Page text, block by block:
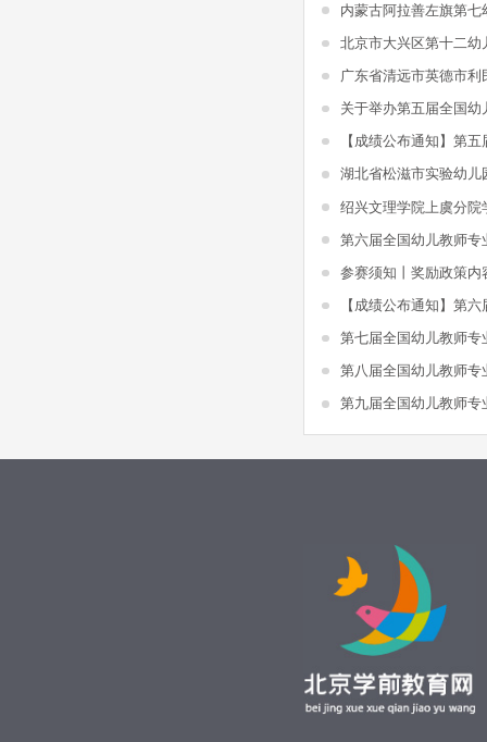
内蒙古阿拉善左旗第七
北京市大兴区第十二幼
湖北省松滋市实验幼儿
第六届全国幼儿教师专
参赛须知丨奖励政策内
第七届全国幼儿教师专
第八届全国幼儿教师专
第九届全国幼儿教师专